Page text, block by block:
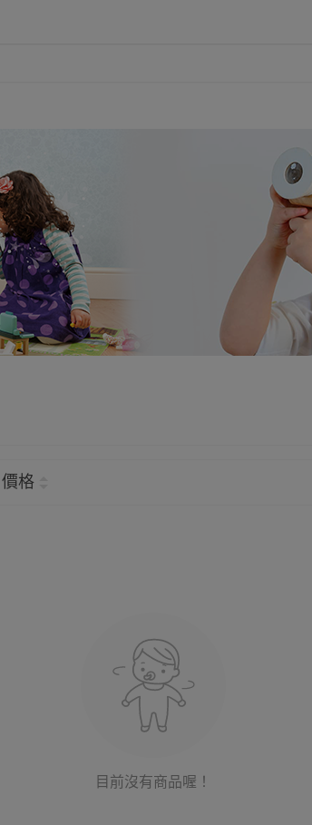
價格
目前沒有商品喔！